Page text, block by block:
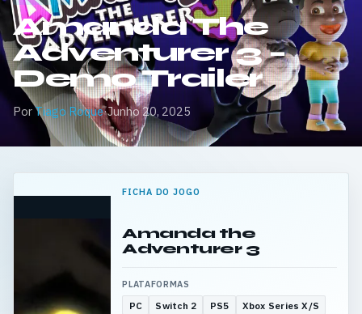
Amanda The
Adventurer 3 –
Demo Trailer
PorTiago Roque·Junho 20, 2025
FICHA DO JOGO
Amanda the
Adventurer 3
PLATAFORMAS
PC Switch 2 PS5
Xbox Series X/S